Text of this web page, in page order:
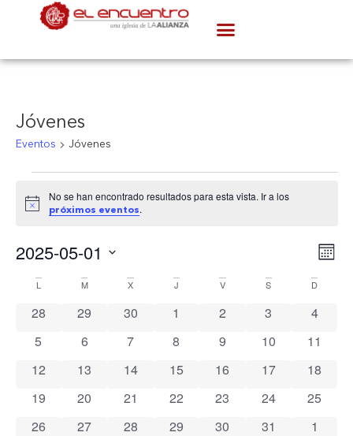
Jóvenes
Eventos Jóvenes
Aviso
No se han encontrado resultados para esta vista. Ir a los
próximos eventos.
Mes
2025-05-01
fecha.Calendario
de
Eventos
L M X J V S D
0 eventos
28 0 eventos
29 0 eventos
30 0 eventos
1 0 eventos
2 0 eventos
3 0
4
0 eventos
5 0 eventos
6 0 eventos
7 0 eventos
8 0 eventos
9 0 eventos
10 0
11
0 eventos
12 0 eventos
13 0 eventos
14 0 eventos
15 0 eventos
16 0 eventos
17 0
18
0 eventos
19 0 eventos
20 0 eventos
21 0 eventos
22 0 eventos
23 0 eventos
24 0
25
0 eventos
26 0 eventos
27 0 eventos
28 0 eventos
29 0 eventos
30 0 eventos
31 0
1